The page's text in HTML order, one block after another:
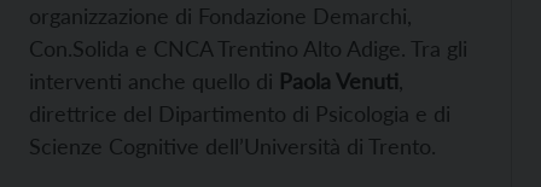
organizzazione di Fondazione Demarchi,
Con.Solida e CNCA Trentino Alto Adige. Tra gli
interventi anche quello di Paola Venuti
direttrice del Dipartimento di Psicologia e di
Scienze Cognitive dell’Università di Trento.